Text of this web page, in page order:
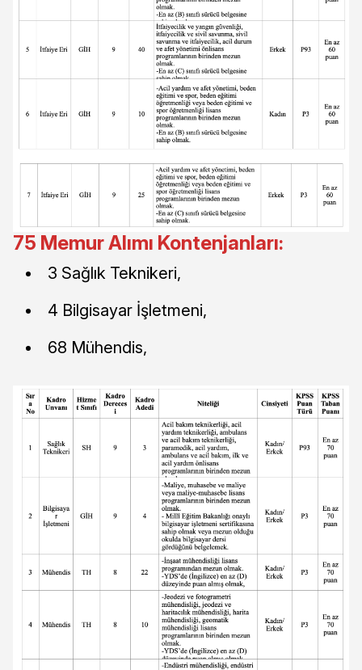
75 Memur Alımı Kontenjanları:
3 Sağlık Teknikeri,
4 Bilgisayar İşletmeni,
68 Mühendis,